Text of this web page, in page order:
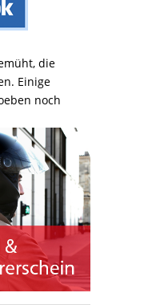
die
Einige
noch